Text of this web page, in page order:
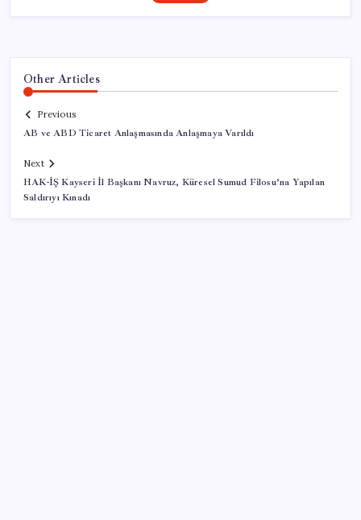
Other Articles
Previous
AB ve ABD Ticaret Anlaşmasında Anlaşmaya Varıldı
Next
HAK-İŞ Kayseri İl Başkanı Navruz, Küresel Sumud Filosu’na Yapılan
Saldırıyı Kınadı